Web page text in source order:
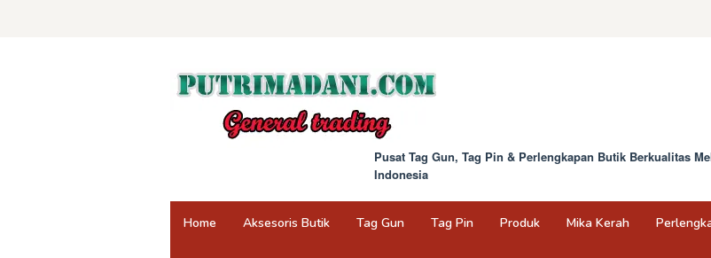
Pusat Tag Gun, Tag Pin & Perlengkapan Butik Berkualitas
Indonesia
Home Aksesoris Butik Tag Gun Tag Pin Produk Mika Kerah